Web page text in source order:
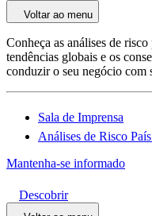
Voltar ao menu
Conheça as análises de
tendências globais e os
conduzir o seu negócio com
Sala de Imprensa
Análises de Risco
Mantenha-se informado
Descobrir